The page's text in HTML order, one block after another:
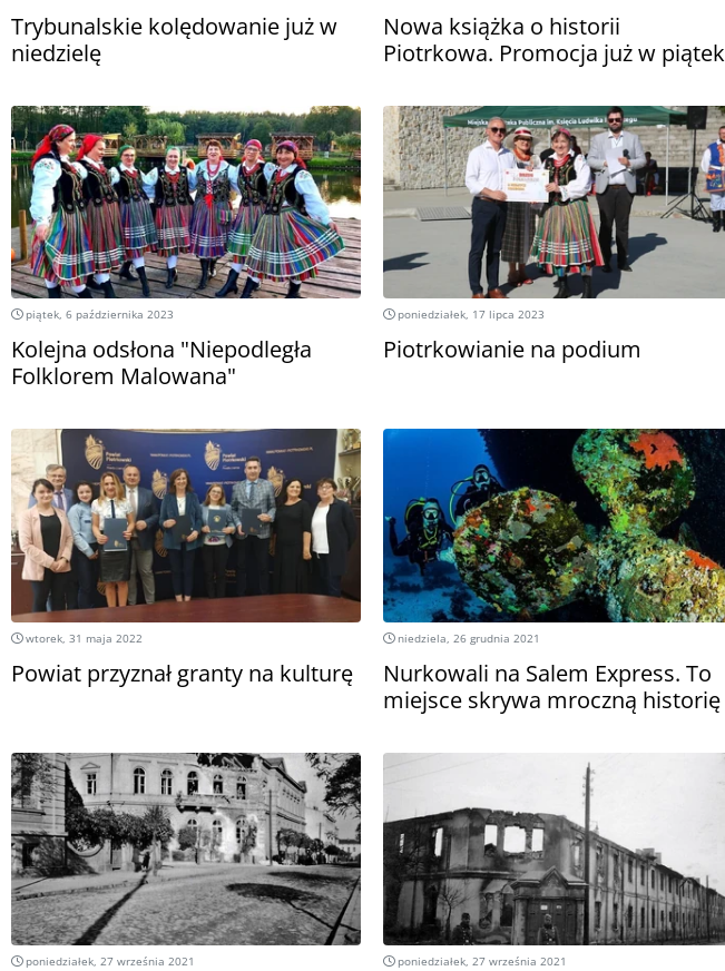
Trybunalskie kolędowanie już w
niedzielę
Nowa książka o historii
Piotrkowa. Promocja już w piątek
piątek, 6 października 2023
Kolejna odsłona "Niepodległa
Folklorem Malowana"
poniedziałek, 17 lipca 2023
Piotrkowianie na podium
wtorek, 31 maja 2022
Powiat przyznał granty na kulturę
niedziela, 26 grudnia 2021
Nurkowali na Salem Express. To
miejsce skrywa mroczną historię
poniedziałek, 27 września 2021 poniedziałek, 27 września 2021